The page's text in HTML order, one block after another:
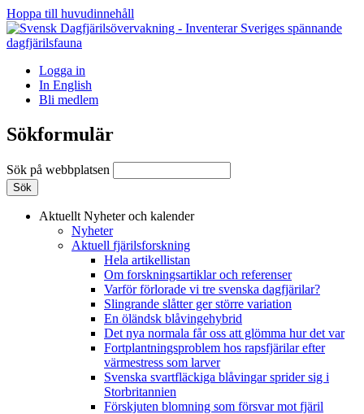
Hoppa till huvudinnehåll
Logga in
In English
Bli medlem
Sökformulär
Sök på webbplatsen
Aktuellt Nyheter och kalender
Nyheter
Aktuell fjärilsforskning
Hela artikellistan
Om forskningsartiklar och referenser
Varför förlorade vi tre svenska dagfjärilar?
Slingrande slåtter ger större variation
En öländsk blåvingehybrid
Det nya normala får oss att glömma hur det var
Fortplantningsproblem hos rapsfjärilar efter
värmestress som larver
Svenska svartfläckiga blåvingar sprider sig i
Storbritannien
Förskjuten blomning som försvar mot fjäril